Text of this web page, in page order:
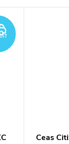
GRATUIT
Ceas